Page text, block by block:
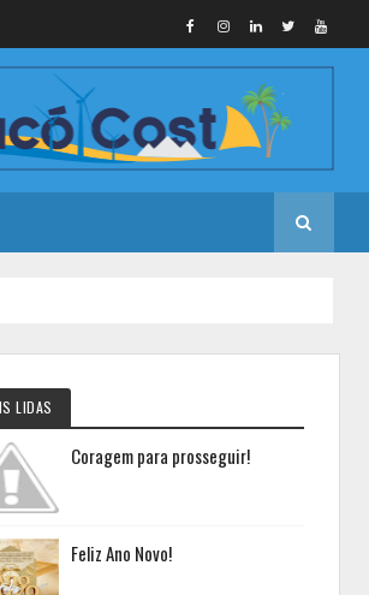
LIDAS
Coragem para prosseguir!
Feliz Ano Novo!